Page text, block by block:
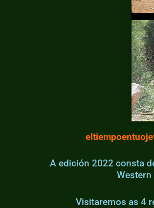
A edición 2022 consta
Visitaremos as 4